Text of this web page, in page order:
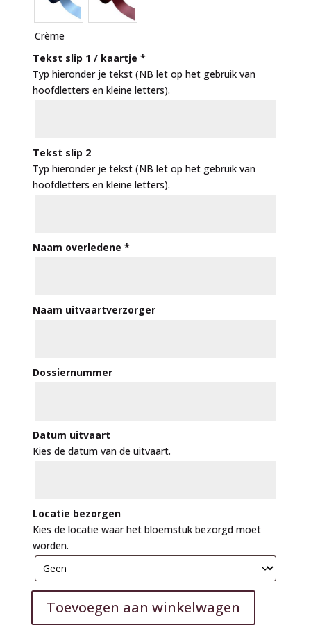
Crème
Tekst slip 1 / kaartje *
Typ hieronder je tekst (NB let op het gebruik van
hoofdletters en kleine letters).
Tekst slip 2
Typ hieronder je tekst (NB let op het gebruik van
hoofdletters en kleine letters).
Naam overledene *
Naam uitvaartverzorger
Dossiernummer
Datum uitvaart
Kies de datum van de uitvaart.
Locatie bezorgen
Kies de locatie waar het bloemstuk bezorgd moet
worden.
Toevoegen aan winkelwagen